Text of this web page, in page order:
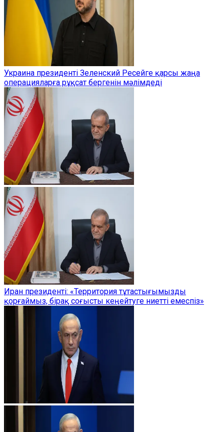
Украина президенті Зеленский Ресейге қарсы жаңа
операцияларға рұқсат бергенін мәлімдеді
Иран президенті: «Территория тұтастығымызды
қорғаймыз, бірақ соғысты кеңейтуге ниетті емеспіз»